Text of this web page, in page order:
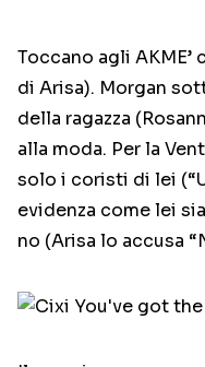
Toccano agli AKME’
di Arisa). Morgan
della ragazza
alla moda. Per la
solo i coristi di lei
evidenza come lei
no (Arisa lo accusa